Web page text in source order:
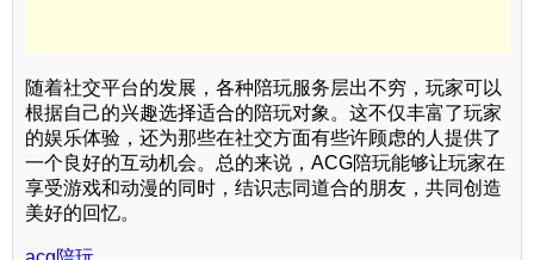
随着社交平台的发展，各种陪玩服务层出不穷，玩家可以
根据自己的兴趣选择适合的陪玩对象。这不仅丰富了玩家
的娱乐体验，还为那些在社交方面有些许顾虑的人提供了
一个良好的互动机会。总的来说，ACG陪玩能够让玩家在
享受游戏和动漫的同时，结识志同道合的朋友，共同创造
美好的回忆。